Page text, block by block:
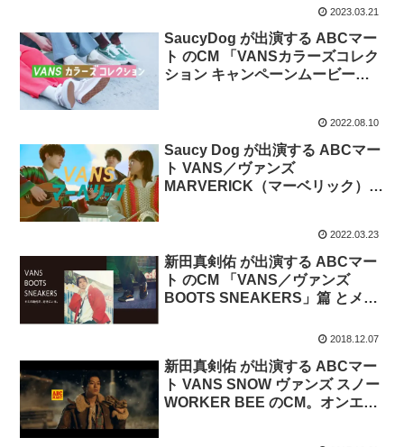
2023.03.21
SaucyDog が出演する ABCマー
ト のCM 「VANSカラーズコレク
ション キャンペーンムービー」
2022.08.10
Saucy Dog が出演する ABCマー
ト VANS／ヴァンズ
MARVERICK（マーベリック）の
2022.03.23
新田真剣佑 が出演する ABCマー
ト のCM 「VANS／ヴァンズ
BOOTS SNEAKERS」篇 とメイ
2018.12.07
新田真剣佑 が出演する ABCマー
ト VANS SNOW ヴァンズ スノー
WORKER BEE のCM。オンエア